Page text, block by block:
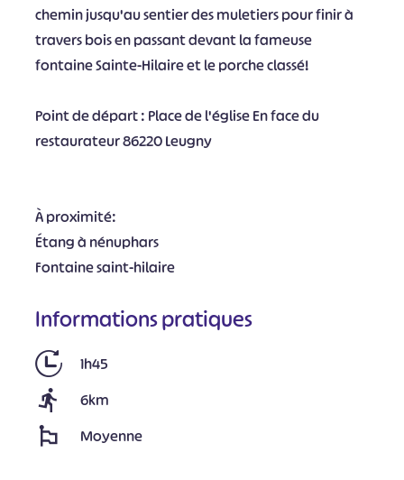
chemin jusqu'au sentier des muletiers pour finir à
travers bois en passant devant la fameuse
fontaine Sainte-Hilaire et le porche classé!
Point de départ : Place de l'église En face du
restaurateur 86220 Leugny
À proximité:
Étang à nénuphars
Fontaine saint-hilaire
Informations pratiques
1h45
6km
Moyenne